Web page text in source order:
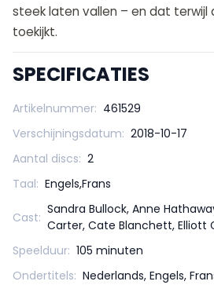
steek laten vallen – en dat terwijl
toekijkt.
SPECIFICATIES
Artikelnummer: 461529
Verschijningsdatum: 2018-10-17
Aantal discs: 2
Taal: Engels,Frans
Cast:
Sandra Bullock, Anne
Carter, Cate Blanchett, Elliott
Speelduur: 105 minuten
Ondertitels: Nederlands, Engels,